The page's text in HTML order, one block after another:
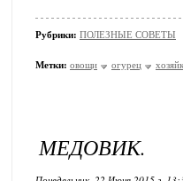
Рубрики: ПОЛЕЗНЫЕ СОВЕТЫ
Метки: овощи огурец
МЕДОВИК.